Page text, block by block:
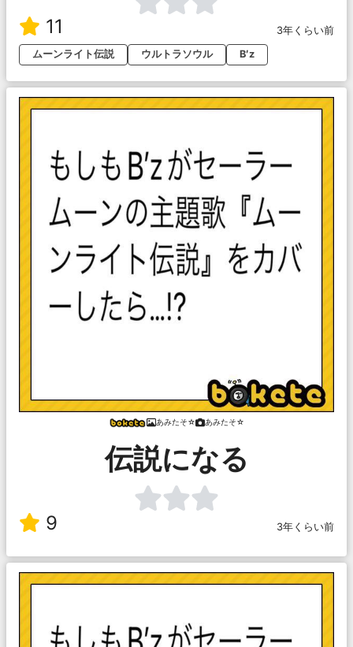
11
3年くらい前
ムーンライト伝説
ウルトラソウル B′z
あみたそ☆ あみたそ☆
伝説になる
9 3年くらい前